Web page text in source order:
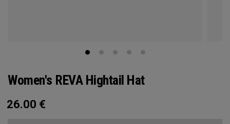
Women's REVA Hightail Hat
26.00 €